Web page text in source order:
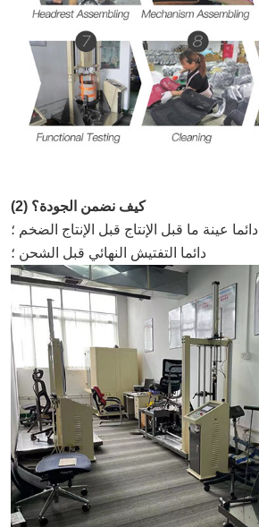
(2) كيف نضمن الجودة؟
دائما عينة ما قبل الإنتاج قبل الإنتاج الضخم ؛
دائما التفتيش النهائي قبل الشحن ؛